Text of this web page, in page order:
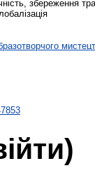
збереження